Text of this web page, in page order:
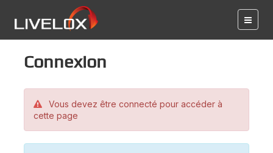
Connexion
Vous devez être connecté pour accéder à
cette page